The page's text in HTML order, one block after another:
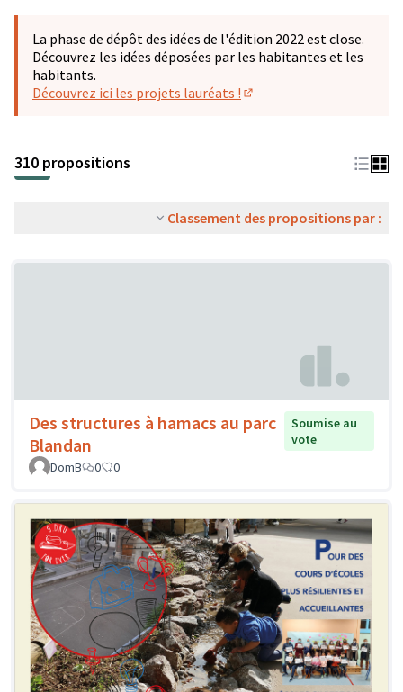
La phase de dépôt des idées de l'édition 2022 est close.
Découvrez les idées déposées par les habitantes et les
habitants.
Découvrez ici les projets lauréats !
310 propositions
Classement des propositions par :
Des structures à hamacs au parc
Blandan
Soumise au
vote
DomB
0 0